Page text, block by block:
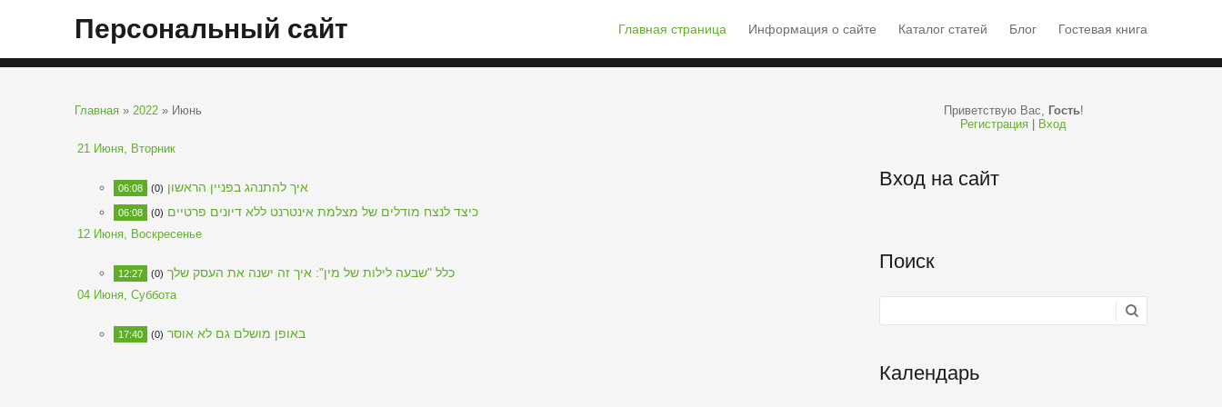
Персональный сайт Главная страница Информация о сайте Каталог статей Блог Гостевая книга
Главная » 2022 » Июнь
21 Июня, Вторник
06:08 איך להתנהג בפניין הראשון (0)
06:08 כיצד לנצח מודלים של מצלמת אינטרנט ללא דיונים פרטיים (0)
12 Июня, Воскресенье
12:27 כלל "שבעה לילות של מין": איך זה ישנה את העסק שלך (0)
04 Июня, Суббота
17:40 באופן מושלם גם לא אוסר (0)
Приветствую Вас, Гость!
Регистрация
Вход
Вход на сайт
Поиск
Календарь